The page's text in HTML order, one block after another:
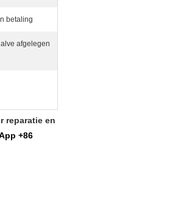
betaling
afgelegen
reparatie en
+86